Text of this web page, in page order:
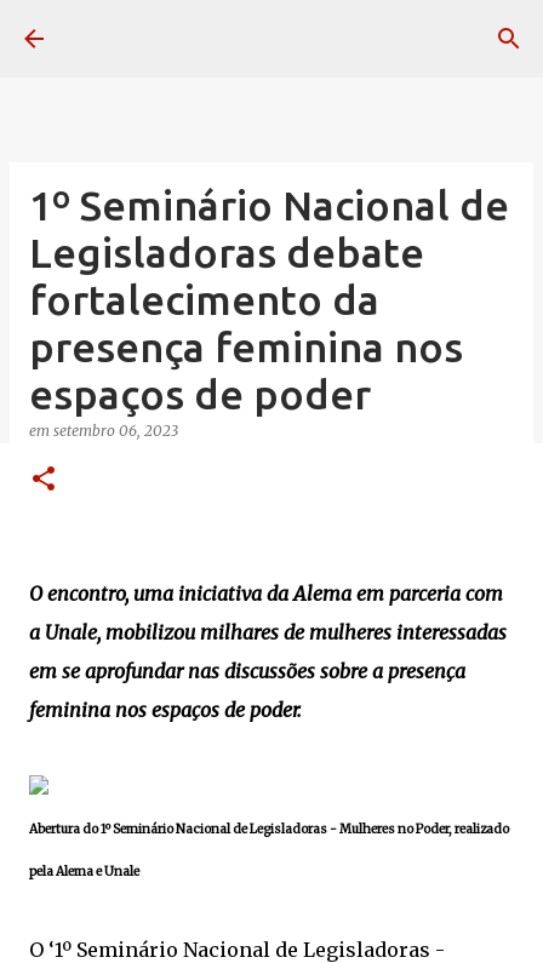
1º Seminário Nacional de
Legisladoras debate
fortalecimento da
presença feminina nos
espaços de poder
em setembro 06, 2023
O encontro, uma iniciativa da Alema em parceria com
a Unale, mobilizou milhares de mulheres interessadas
em se aprofundar nas discussões sobre a presença
feminina nos espaços de poder.
Abertura do 1º Seminário Nacional de Legisladoras - Mulheres no Poder, realizado
pela Alema e Unale
O ‘1º Seminário Nacional de Legisladoras -